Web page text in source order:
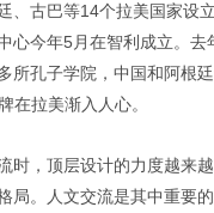
、古巴等14个拉美国家设
心今年5月在智利成立。
所孔子学院，中国和阿根
在拉美渐入人心。
时，顶层设计的力度越来
局。人文交流是其中重要的